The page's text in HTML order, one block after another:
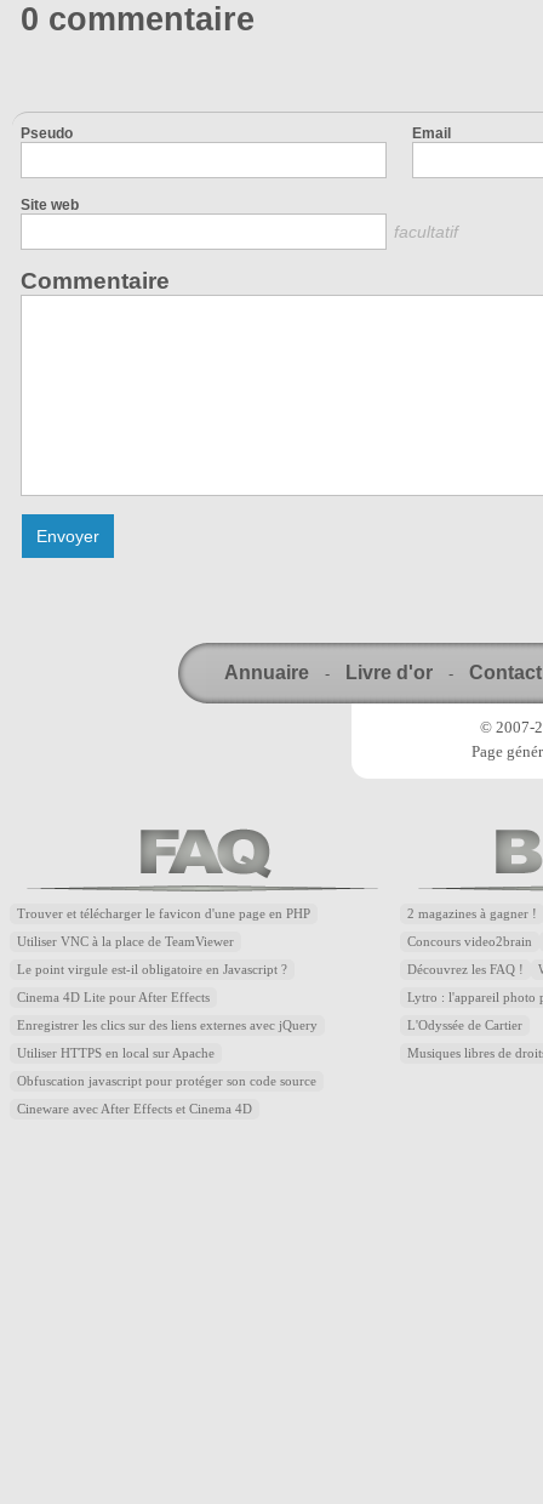
0 commentaire
Pseudo Email
Site web
facultatif
Commentaire
Annuaire - Livre d'or - Contact
© 2007-
Page
Trouver et télécharger le favicon d'une page en PHP
Utiliser VNC à la place de TeamViewer
Le point virgule est-il obligatoire en Javascript ?
Cinema 4D Lite pour After Effects
Enregistrer les clics sur des liens externes avec jQuery
Utiliser HTTPS en local sur Apache
Obfuscation javascript pour protéger son code source
Cineware avec After Effects et Cinema 4D
2 magazines à gagner !
Concours video2brain
Découvrez les FAQ !
Lytro : l'appareil photo
L'Odyssée de Cartier
Musiques libres de